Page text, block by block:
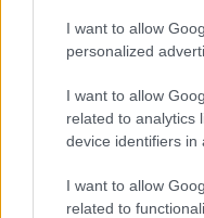
I want to allow
personalized
I want to allow
related to analytics
device identifiers in
I want to allow
related to
alapítvány
kedvencét.
Lavór Sziget 2008